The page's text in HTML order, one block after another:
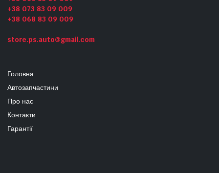
+38 073 83 09 009
+38 068 83 09 009
store.ps.auto@gmail.com
Головна
Автозапчастини
Про нас
Контакти
Гарантії